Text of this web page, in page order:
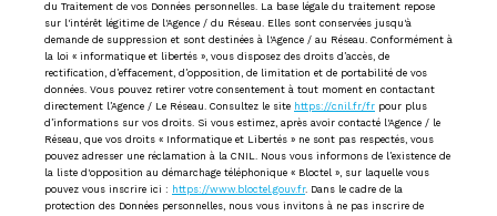
du Traitement de vos Données personnelles. La base légale du traitement repose
sur l'intérêt légitime de l'Agence / du Réseau. Elles sont conservées jusqu'à
demande de suppression et sont destinées à l'Agence / au Réseau. Conformément à
la loi « informatique et libertés », vous disposez des droits d’accès, de
rectification, d’effacement, d’opposition, de limitation et de portabilité de vos
données. Vous pouvez retirer votre consentement à tout moment en contactant
directement l’Agence / Le Réseau. Consultez le site https://cnil.fr/fr pour plus
d’informations sur vos droits. Si vous estimez, après avoir contacté l'Agence / le
Réseau, que vos droits « Informatique et Libertés » ne sont pas respectés, vous
pouvez adresser une réclamation à la CNIL. Nous vous informons de l’existence de
la liste d'opposition au démarchage téléphonique « Bloctel », sur laquelle vous
pouvez vous inscrire ici : https://www.bloctel.gouv.fr. Dans le cadre de la
protection des Données personnelles, nous vous invitons à ne pas inscrire de